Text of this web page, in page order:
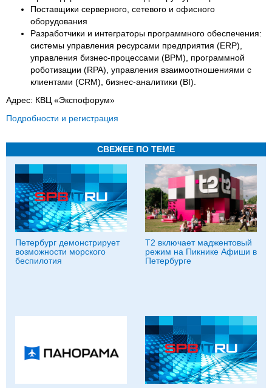
Поставщики серверного, сетевого и офисного
оборудования
Разработчики и интеграторы программного обеспечения:
системы управления ресурсами предприятия (ERP),
управления бизнес-процессами (BPM), программной
роботизации (RPA), управления взаимоотношениями с
клиентами (CRM), бизнес-аналитики (BI).
Адрес: КВЦ «Экспофорум»
Подробности и регистрация
СВЕЖЕЕ ПО ТЕМЕ
Петербург демонстрирует
возможности морского
беспилотия
Т2 включает маджентовый
режим на Пикнике Афиши в
Петербурге